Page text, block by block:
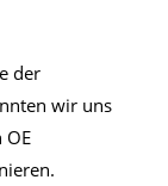
der
wir uns
OE